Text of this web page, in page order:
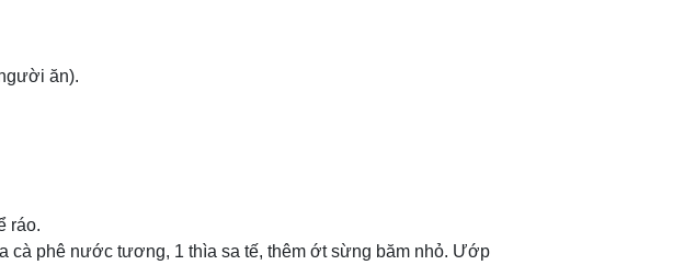
ăn).
ráo.
cà phê nước tương, 1 thìa sa tế, thêm ớt sừng băm nhỏ. Ướp